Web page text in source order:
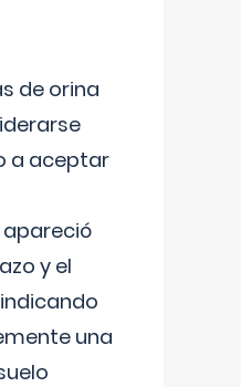
de orina
a aceptar
y el
una